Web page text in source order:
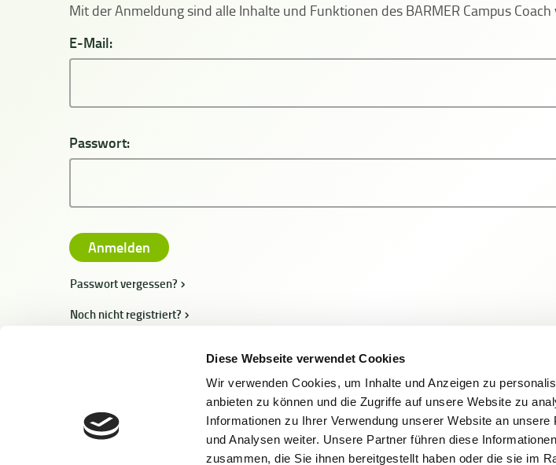
Diese Webseite verwendet Cookies
Wir verwenden Cookies, um Inhalte und Anzeigen zu
anbieten zu können und die Zugriffe auf unsere Website zu
Informationen zu Ihrer Verwendung unserer Website an
und Analysen weiter. Unsere Partner führen diese
zusammen, die Sie ihnen bereitgestellt haben oder die sie im
Mit der Anmeldung sind alle Inhalte und Funktionen des BARMER Campus Coach
E-Mail:
Passwort:
Passwort vergessen?
Noch nicht registriert?